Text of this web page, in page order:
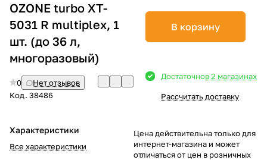
OZONE turbo XT-
5031 R multiplex, 1
шт. (до 36 л,
многоразовый)
0
Нет отзывов
Код. 38486
Характеристики
Все характеристики
В корзину
Достаточнов 2 магазинах
Рассчитать доставку
Цена действительна только для
интернет-магазина и может
отличаться от цен в розничных
Сегодня
25%
Добавляйте товары
в корзину
Оплачивайте сегодня только
% картой любого банка